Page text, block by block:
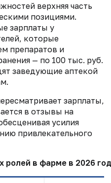
верхняя часть
позициями.
зарплаты у
которые
препаратов и
— по 100 тыс. руб.
заведующие аптекой
зарплаты,
в отзывы на
усилия
привлекательного
ролей в фарме в 2026